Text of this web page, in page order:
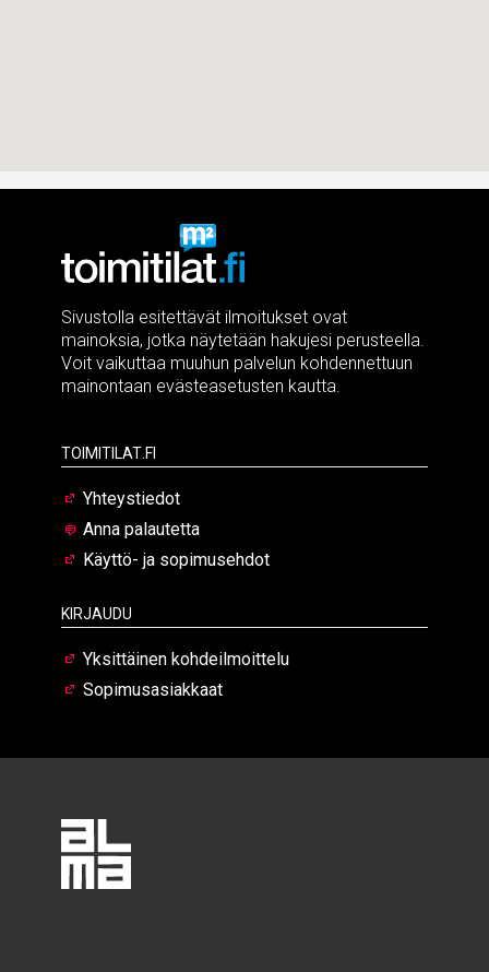
Sivustolla esitettävät ilmoitukset ovat
mainoksia, jotka näytetään hakujesi perusteella.
Voit vaikuttaa muuhun palvelun kohdennettuun
mainontaan evästeasetusten kautta.
Toimitilat.fi
Yhteystiedot
Anna palautetta
Käyttö- ja sopimusehdot
Kirjaudu
Yksittäinen kohdeilmoittelu
Sopimusasiakkaat